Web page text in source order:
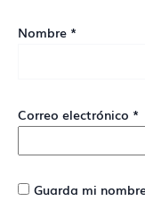
Nombre *
Correo electrónico *
Guarda mi